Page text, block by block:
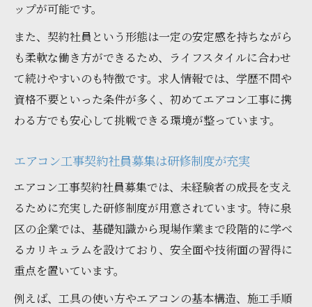
ップが可能です。
また、契約社員という形態は一定の安定感を持ちながら
も柔軟な働き方ができるため、ライフスタイルに合わせ
て続けやすいのも特徴です。求人情報では、学歴不問や
資格不要といった条件が多く、初めてエアコン工事に携
わる方でも安心して挑戦できる環境が整っています。
エアコン工事契約社員募集は研修制度が充実
エアコン工事契約社員募集では、未経験者の成長を支え
るために充実した研修制度が用意されています。特に泉
区の企業では、基礎知識から現場作業まで段階的に学べ
るカリキュラムを設けており、安全面や技術面の習得に
重点を置いています。
例えば、工具の使い方やエアコンの基本構造、施工手順